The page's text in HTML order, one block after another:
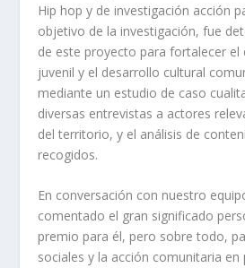
Hip hop y de investigación acción
objetivo de la investigación, fue
de este proyecto para fortalecer
juvenil y el desarrollo cultural
mediante un estudio de caso
diversas entrevistas a actores
del territorio, y el análisis de
recogidos.
En conversación con nuestro
comentado el gran significado
premio para él, pero sobre todo,
sociales y la acción comunitaria en